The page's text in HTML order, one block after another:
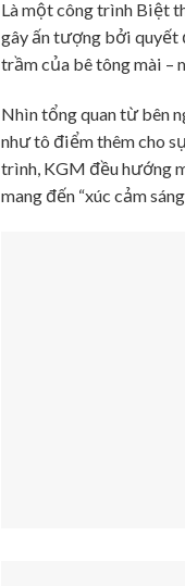
Là một công trình Biệt
gây ấn tượng bởi quyết
trầm của bê tông mài –
Nhìn tổng quan từ bên
như tô điểm thêm cho
trình, KGM đều hướng
mang đến “xúc cảm